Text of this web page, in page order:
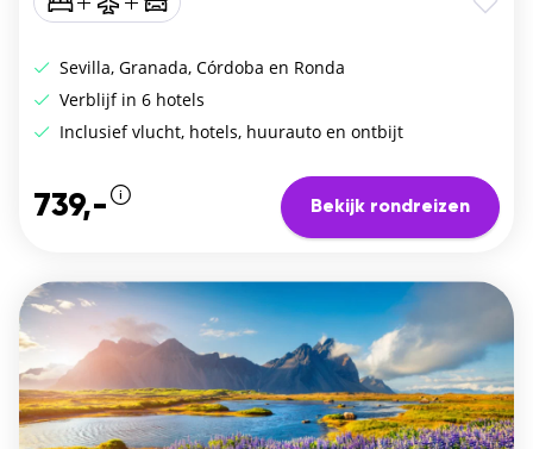
Sevilla, Granada, Córdoba en Ronda
Verblijf in 6 hotels
Inclusief vlucht, hotels, huurauto en ontbijt
739,- Bekijk rondreizen